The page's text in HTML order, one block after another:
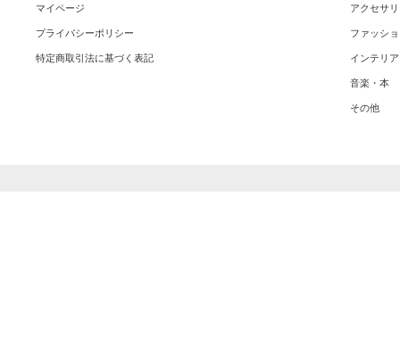
マイページ
プライバシーポリシー
特定商取引法に基づく表記
アクセサ
ファッシ
インテリア
音楽・本
その他